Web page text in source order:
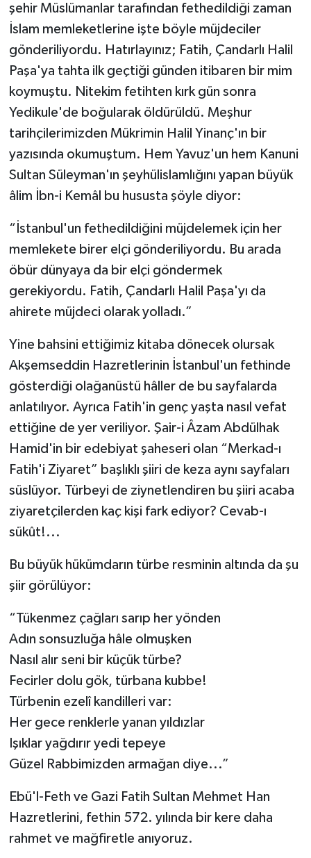
şehir Müslümanlar tarafından fethedildiği zaman
İslam memleketlerine işte böyle müjdeciler
gönderiliyordu. Hatırlayınız; Fatih, Çandarlı Halil
Paşa'ya tahta ilk geçtiği günden itibaren bir mim
koymuştu. Nitekim fetihten kırk gün sonra
Yedikule'de boğularak öldürüldü. Meşhur
tarihçilerimizden Mükrimin Halil Yinanç'ın bir
yazısında okumuştum. Hem Yavuz'un hem Kanuni
Sultan Süleyman'ın şeyhülislamlığını yapan büyük
âlim İbn-i Kemâl bu hususta şöyle diyor:
“İstanbul'un fethedildiğini müjdelemek için her
memlekete birer elçi gönderiliyordu. Bu arada
öbür dünyaya da bir elçi göndermek
gerekiyordu. Fatih, Çandarlı Halil Paşa'yı da
ahirete müjdeci olarak yolladı.”
Yine bahsini ettiğimiz kitaba dönecek olursak
Akşemseddin Hazretlerinin İstanbul'un fethinde
gösterdiği olağanüstü hâller de bu sayfalarda
anlatılıyor. Ayrıca Fatih'in genç yaşta nasıl vefat
ettiğine de yer veriliyor. Şair-i Âzam Abdülhak
Hamid'in bir edebiyat şaheseri olan “Merkad-ı
Fatih'i Ziyaret” başlıklı şiiri de keza aynı sayfaları
süslüyor. Türbeyi de ziynetlendiren bu şiiri acaba
ziyaretçilerden kaç kişi fark ediyor? Cevab-ı
sükût!...
Bu büyük hükümdarın türbe resminin altında da şu
şiir görülüyor:
“Tükenmez çağları sarıp her yönden
Adın sonsuzluğa hâle olmuşken
Nasıl alır seni bir küçük türbe?
Fecirler dolu gök, türbana kubbe!
Türbenin ezelî kandilleri var:
Her gece renklerle yanan yıldızlar
Işıklar yağdırır yedi tepeye
Güzel Rabbimizden armağan diye...”
Ebü'l-Feth ve Gazi Fatih Sultan Mehmet Han
Hazretlerini, fethin 572. yılında bir kere daha
rahmet ve mağfiretle anıyoruz.